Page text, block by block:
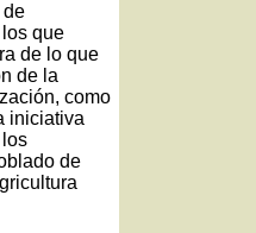
de
que
de lo que
de la
como
iniciativa
de